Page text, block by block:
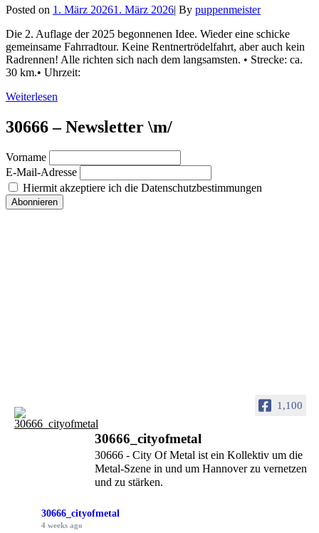
Posted on 1. März 20261. März 2026| By Byline
puppenmeister
Die 2. Auflage der 2025 begonnenen Idee. Wieder eine schicke
gemeinsame Fahrradtour. Keine Rentnertrödelfahrt, aber auch kein
Radrennen! Alle richten sich nach dem langsamsten. • Strecke: ca.
30 km.• Uhrzeit:
Weiterlesen
Heavy
Cycling
–
2026
30666 – Newsletter \m/
Vorname
E-Mail-Adresse
Hiermit akzeptiere ich die Datenschutzbestimmungen
1,100
30666_cityofmetal
30666 - City Of Metal ist ein Kollektiv um die
Metal-Szene in und um Hannover zu vernetzen
und zu stärken.
30666_cityofmetal
4 weeks ago